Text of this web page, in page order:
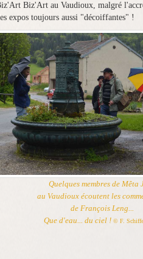
Biz'Art au Vaudioux, malgré
expos toujours aussi "décoiffantes" !
Quelques membres de Mêta
au Vaudioux écoutent les
de François Leng...
Que d'eau... du ciel ! © F.